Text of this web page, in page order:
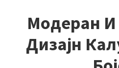
Модеран
Дизајн